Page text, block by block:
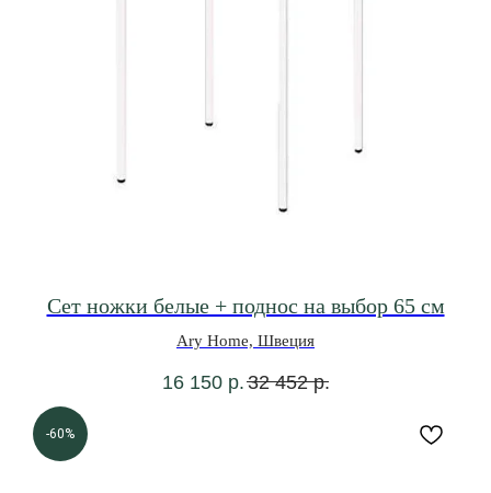
Сет ножки белые + поднос на выбор 65 см
Ary Home, Швеция
16 150 р.32 452 р.
-60%